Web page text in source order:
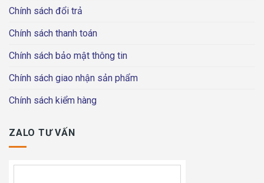
Chính sách đổi trả
Chính sách thanh toán
Chính sách bảo mật thông tin
Chính sách giao nhận sản phẩm
Chính sách kiểm hàng
ZALO TƯ VẤN